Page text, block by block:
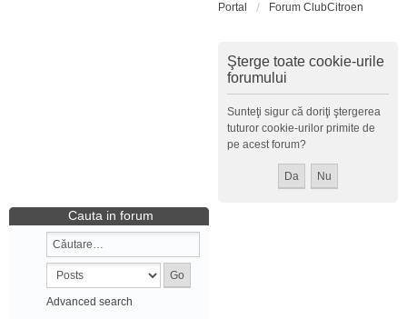
Portal Forum ClubCitroen
Şterge toate cookie-urile
forumului
Sunteţi sigur că doriţi ştergerea
tuturor cookie-urilor primite de
pe acest forum?
Cauta in forum
Advanced search